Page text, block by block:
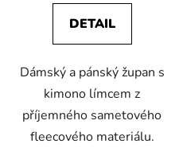
DETAIL
Dámský a pánský župan s
kimono límcem z
příjemného sametového
fleecového materiálu.